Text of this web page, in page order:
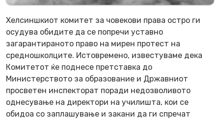
Хелсиншкиот комитет за човекови права остро ги
осудува обидите да се попречи уставно
загарантираното право на мирен протест на
средношколците. Истовремено, известуваме дека
Комитетот ќе поднесе претставка до
Министерството за образование и Државниот
просветен инспекторат поради недозволивото
однесување на директори на училишта, кои се
обидоа со заплашување и закани да ги спречат